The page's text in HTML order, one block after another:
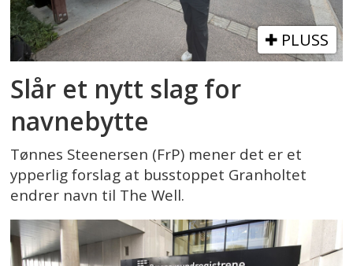
PLUSS
Slår et nytt slag for
navnebytte
Tønnes Steenersen (FrP) mener det er et
ypperlig forslag at busstoppet Granholtet
endrer navn til The Well.